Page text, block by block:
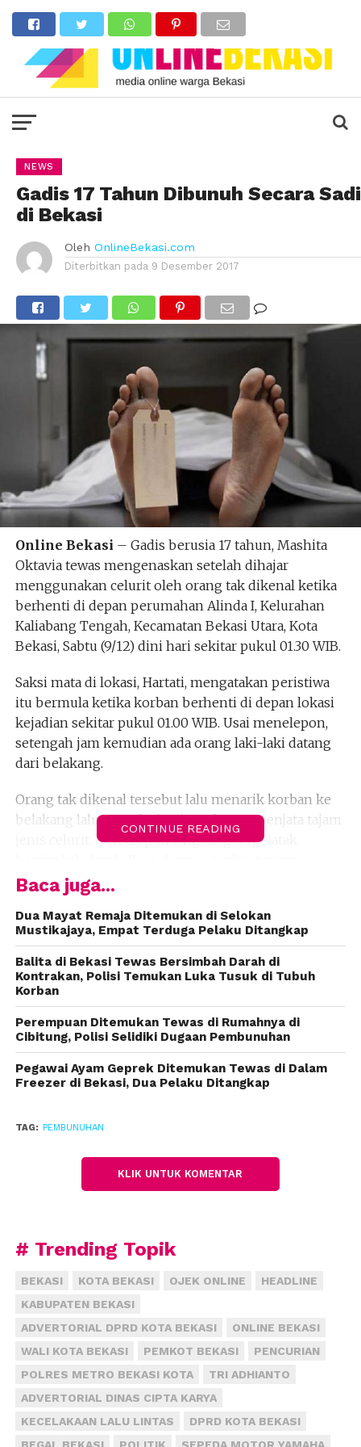
NEWS
Gadis 17 Tahun Dibunuh Secara
di Bekasi
Oleh OnlineBekasi.com
Diterbitkan pada 9 Desember 2017
Online Bekasi – Gadis berusia 17 tahun, Mashita
Oktavia tewas mengenaskan setelah dihajar
menggunakan celurit oleh orang tak dikenal ketika
berhenti di depan perumahan Alinda I, Kelurahan
Kaliabang Tengah, Kecamatan Bekasi Utara, Kota
Bekasi, Sabtu (9/12) dini hari sekitar pukul 01.30 WIB.
Saksi mata di lokasi, Hartati, mengatakan peristiwa
itu bermula ketika korban berhenti di depan lokasi
kejadian sekitar pukul 01.00 WIB. Usai menelepon,
setengah jam kemudian ada orang laki-laki datang
dari belakang.
Orang tak dikenal tersebut lalu menarik korban ke
belakang lalu menghujaminya dengan senjata tajam
jenis celurit. Korban pun langsung tergelatak
pelaku meninggalkan korban menuju ke arah dalam
perumahan Permata sambil berjalan kaki.
Kakek korban, Sanusi, histeris melihat cucunya
tergeletak tewas bersimbah darah di lokasi kejadian.
Sanusi datang pukul 01.30 WIB untuk menjemputnya
karena korban menghubungi lantaran sepeda
motornya rusak.
Kasubag Humas Polres Metro Bekasi Kota, Kompol
Erna Ruswing Andari mengatakan, korban tewas
karena luka bacok di bagian perut sebelah kiri, leher
meninggal di lokasi kejadian karena lukanya cukup
parah,” kata Erna.
Erna mengatakan, jasad perempuan malang tersebut
keluarganya di TPU Babelan.
CONTINUE READING
Baca juga...
Dua Mayat Remaja Ditemukan di Selokan
Mustikajaya, Empat Terduga Pelaku Ditangkap
Balita di Bekasi Tewas Bersimbah Darah di
Kontrakan, Polisi Temukan Luka Tusuk di Tubuh
Korban
Perempuan Ditemukan Tewas di Rumahnya di
Cibitung, Polisi Selidiki Dugaan Pembunuhan
Pegawai Ayam Geprek Ditemukan Tewas di Dalam
Freezer di Bekasi, Dua Pelaku Ditangkap
TAG: PEMBUNUHAN
KLIK UNTUK KOMENTAR
# Trending Topik
BEKASI KOTA BEKASI OJEK ONLINE
HEADLINE
KABUPATEN BEKASI
ADVERTORIAL DPRD KOTA BEKASI
ONLINE BEKASI
WALI KOTA BEKASI
PEMKOT BEKASI
PENCURIAN
POLRES METRO BEKASI KOTA
TRI ADHIANTO
ADVERTORIAL DINAS CIPTA KARYA
KECELAKAAN LALU LINTAS
DPRD KOTA BEKASI